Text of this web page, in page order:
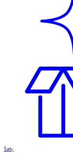
Šaty